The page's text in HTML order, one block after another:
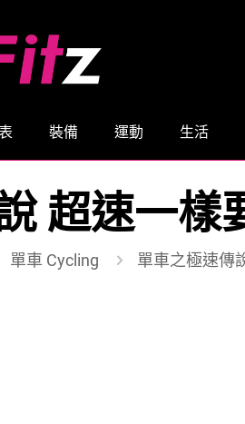
裝備 運動 生活
超速一樣
單車 Cycling 單車之極速傳